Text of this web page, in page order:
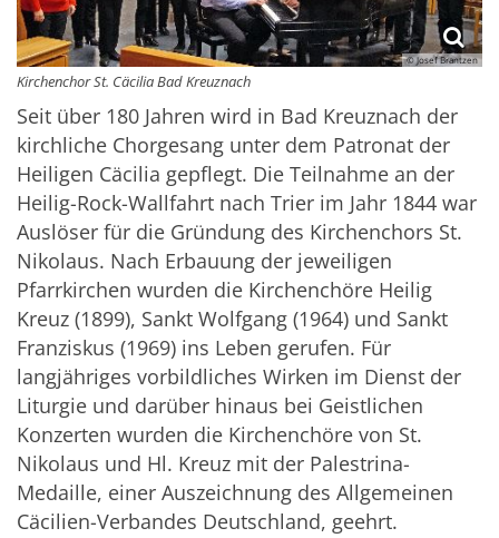
© Josef Brantzen
Kirchenchor St. Cäcilia Bad Kreuznach
Seit über 180 Jahren wird in Bad Kreuznach der
kirchliche Chorgesang unter dem Patronat der
Heiligen Cäcilia gepflegt. Die Teilnahme an der
Heilig-Rock-Wallfahrt nach Trier im Jahr 1844 war
Auslöser für die Gründung des Kirchenchors St.
Nikolaus. Nach Erbauung der jeweiligen
Pfarrkirchen wurden die Kirchenchöre Heilig
Kreuz (1899), Sankt Wolfgang (1964) und Sankt
Franziskus (1969) ins Leben gerufen. Für
langjähriges vorbildliches Wirken im Dienst der
Liturgie und darüber hinaus bei Geistlichen
Konzerten wurden die Kirchenchöre von St.
Nikolaus und Hl. Kreuz mit der Palestrina-
Medaille, einer Auszeichnung des Allgemeinen
Cäcilien-Verbandes Deutschland, geehrt.